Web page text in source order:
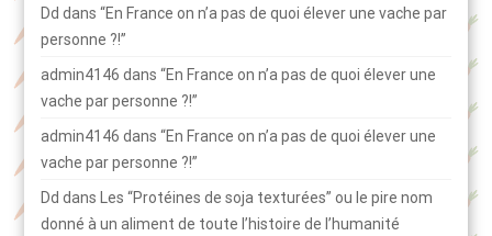
Dd dans“En France on n’a pas de quoi élever une vache par
personne ?!”
admin4146 dans“En France on n’a pas de quoi élever une
vache par personne ?!”
admin4146 dans“En France on n’a pas de quoi élever une
vache par personne ?!”
Dd dansLes “Protéines de soja texturées” ou le pire nom
donné à un aliment de toute l’histoire de l’humanité